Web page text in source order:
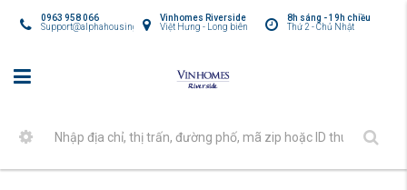
8h sáng - 19h chiều
Thứ 2 - Chủ Nhật
Vinhomes Riverside
Việt Hưng - Long biên
0963 958 066
Support@alphahousing.vn